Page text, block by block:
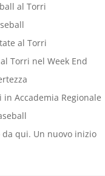
al Torri
al Torri
Torri nel Week End
in Accademia Regionale
da qui. Un nuovo inizio